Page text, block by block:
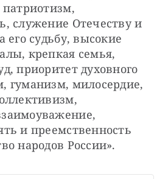
патриотизм,
служение Отечеству и
его судьбу, высокие
крепкая семья,
приоритет духовного
гуманизм, милосердие,
и преемственность
народов России».